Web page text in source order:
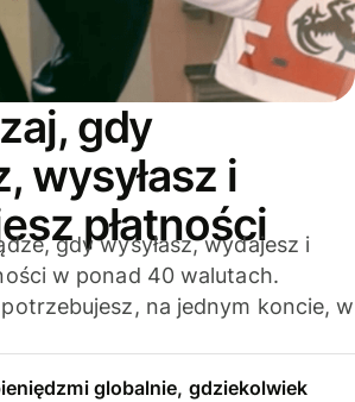
gdy
wysyłasz i
płatności
gdy wysyłasz, wydajesz i
w ponad 40 walutach.
na jednym koncie, w
globalnie, gdziekolwiek